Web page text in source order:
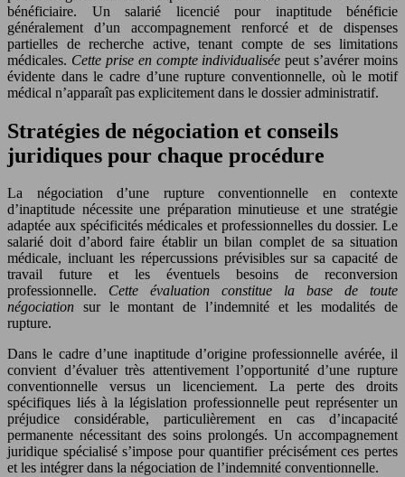
bénéficiaire. Un salarié licencié pour inaptitude bénéficie
généralement d’un accompagnement renforcé et de dispenses
partielles de recherche active, tenant compte de ses limitations
médicales. Cette prise en compte individualisée peut s’avérer moins
évidente dans le cadre d’une rupture conventionnelle, où le motif
médical n’apparaît pas explicitement dans le dossier administratif.
Stratégies de négociation et conseils
juridiques pour chaque procédure
La négociation d’une rupture conventionnelle en contexte
d’inaptitude nécessite une préparation minutieuse et une stratégie
adaptée aux spécificités médicales et professionnelles du dossier. Le
salarié doit d’abord faire établir un bilan complet de sa situation
médicale, incluant les répercussions prévisibles sur sa capacité de
travail future et les éventuels besoins de reconversion
professionnelle. Cette évaluation constitue la base de toute
négociation sur le montant de l’indemnité et les modalités de
rupture.
Dans le cadre d’une inaptitude d’origine professionnelle avérée, il
convient d’évaluer très attentivement l’opportunité d’une rupture
conventionnelle versus un licenciement. La perte des droits
spécifiques liés à la législation professionnelle peut représenter un
préjudice considérable, particulièrement en cas d’incapacité
permanente nécessitant des soins prolongés. Un accompagnement
juridique spécialisé s’impose pour quantifier précisément ces pertes
et les intégrer dans la négociation de l’indemnité conventionnelle.